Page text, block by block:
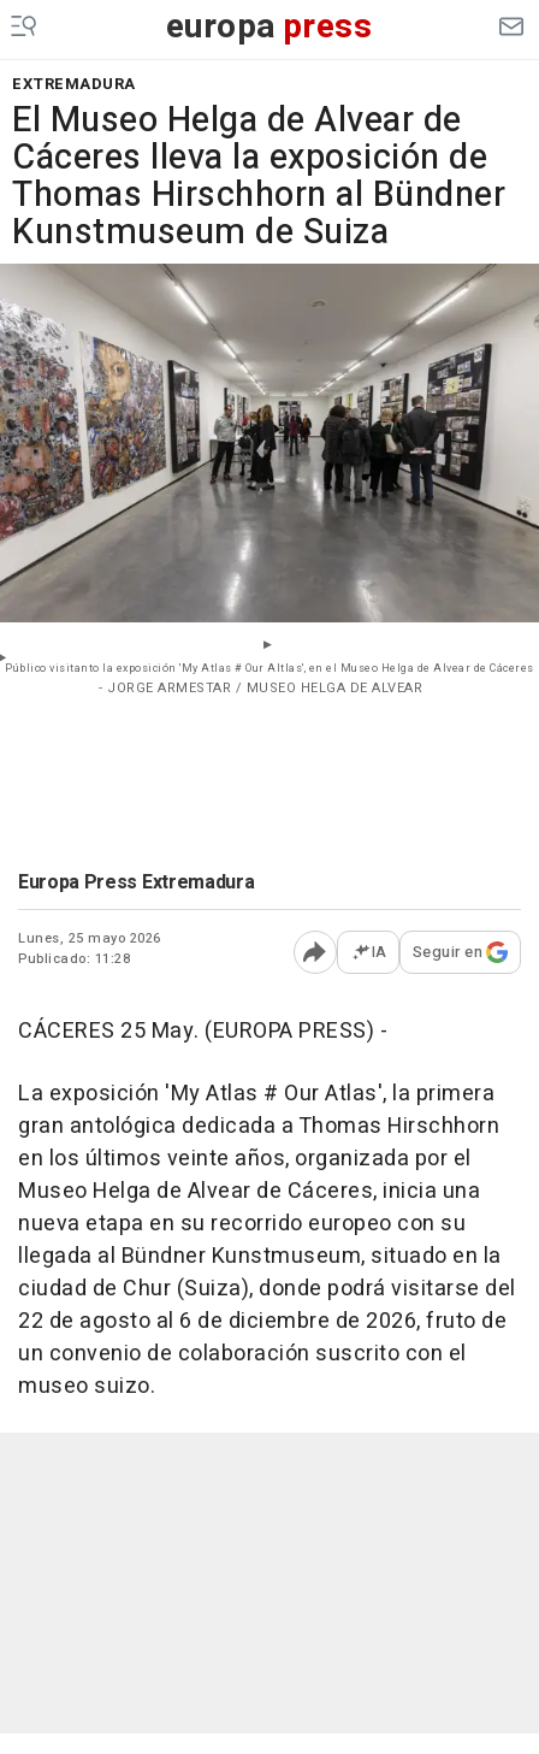
europa press
EXTREMADURA
El Museo Helga de Alvear de
Cáceres lleva la exposición de
Thomas Hirschhorn al Bündner
Kunstmuseum de Suiza
Público visitanto la exposición 'My Atlas # Our Altlas', en el Museo Helga de Alvear de Cáceres
- JORGE ARMESTAR / MUSEO HELGA DE ALVEAR
Europa Press Extremadura
Lunes, 25 mayo 2026
Publicado: 11:28
Abrir opciones para
IA Seguir en
CÁCERES 25 May. (EUROPA PRESS) -
La exposición 'My Atlas # Our Atlas', la primera
gran antológica dedicada a Thomas Hirschhorn
en los últimos veinte años, organizada por el
Museo Helga de Alvear de Cáceres, inicia una
nueva etapa en su recorrido europeo con su
llegada al Bündner Kunstmuseum, situado en la
ciudad de Chur (Suiza), donde podrá visitarse del
22 de agosto al 6 de diciembre de 2026, fruto de
un convenio de colaboración suscrito con el
museo suizo.